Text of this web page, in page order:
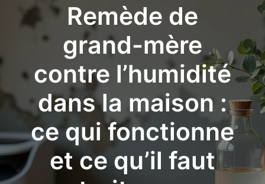
Remède de
grand-mère
contre l’humidité
dans la maison :
ce qui fonctionne
et ce qu’il faut